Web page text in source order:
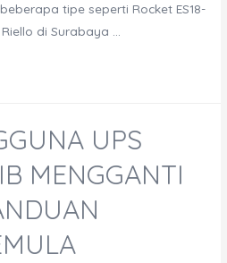
tipe seperti Rocket ES18-
di Surabaya …
UPS
MENGGANTI